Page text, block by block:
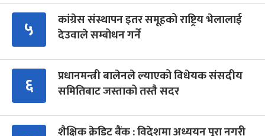
५
कांग्रेस संस्थापन इतर समूहको राष्ट्रिय भेलालाई
देउवाले सम्बोधन गर्ने
६
प्रधानमन्त्री बालेनले ल्याएको विधेयक संसदीय
समितिबाट जस्ताको तस्तै सदर
शैक्षिक क्रेडिट बैंक : विदेशमा अध्ययन पूरा नगरी